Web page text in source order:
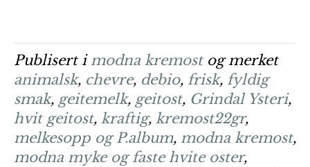
Publisert i modna kremostog merket
animalsk, chevre, debio, frisk, fyldig
smak, geitemelk, geitost, Grindal Ysteri,
hvit geitost, kraftig, kremost22gr,
melkesopp og P.album, modna kremost,
modna myke og faste hvite oster,